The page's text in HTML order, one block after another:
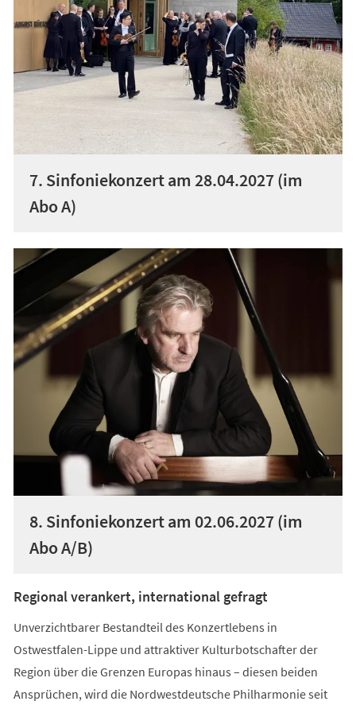
7. Sinfoniekonzert am 28.04.2027 (im
Abo A)
8. Sinfoniekonzert am 02.06.2027 (im
Abo A/B)
Regional verankert, international gefragt
Unverzichtbarer Bestandteil des Konzertlebens in
Ostwestfalen-Lippe und attraktiver Kulturbotschafter der
Region über die Grenzen Europas hinaus – diesen beiden
Ansprüchen, wird die Nordwestdeutsche Philharmonie seit